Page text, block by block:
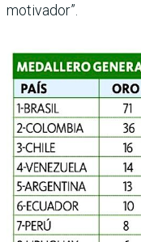
motivador”.